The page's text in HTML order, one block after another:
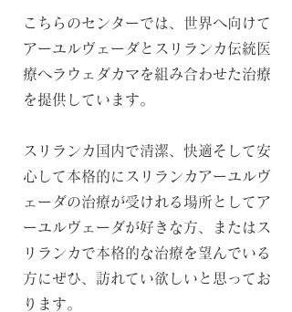
こちらのセンターでは、世界へ向けて
アーユルヴェーダとスリランカ伝統医
療ヘラウェダカマを組み合わせた治療
を提供しています。
スリランカ国内で清潔、快適そして安
心して本格的にスリランカアーユルヴ
ェーダの治療が受けれる場所としてア
ーユルヴェーダが好きな方、またはス
リランカで本格的な治療を望んでいる
方にぜひ、訪れてい欲しいと思ってお
ります。